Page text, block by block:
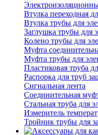
Втулка переходная
Втулка трубы для
Заглушка трубы для
Колено трубы для
Муфта
Муфта трубы для
Пластиковая труба
Распорка для труб
Сигнальная лента
Соединительная
Стальная труба для
Измеритель
Тройник трубы для